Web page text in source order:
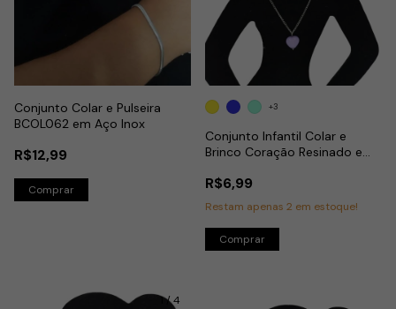
Conjunto Colar e Pulseira
BCOL062 em Aço Inox
R$12,99
Conjunto Infantil Colar e
Brinco Coração Resinado e
R$6,99
Restam apenas 2 em estoque!
+3
Comprar
1/4